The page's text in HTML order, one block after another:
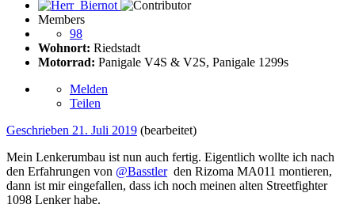
Members
98
Wohnort: Riedstadt
Motorrad: Panigale V4S & V2S, Panigale 1299s
Melden
Teilen
Geschrieben 21. Juli 2019 (bearbeitet)
Mein Lenkerumbau ist nun auch fertig. Eigentlich wollte ich nach
den Erfahrungen von @Basstlerden Rizoma MA011 montieren,
dann ist mir eingefallen, dass ich noch meinen alten Streetfighter
1098 Lenker habe.